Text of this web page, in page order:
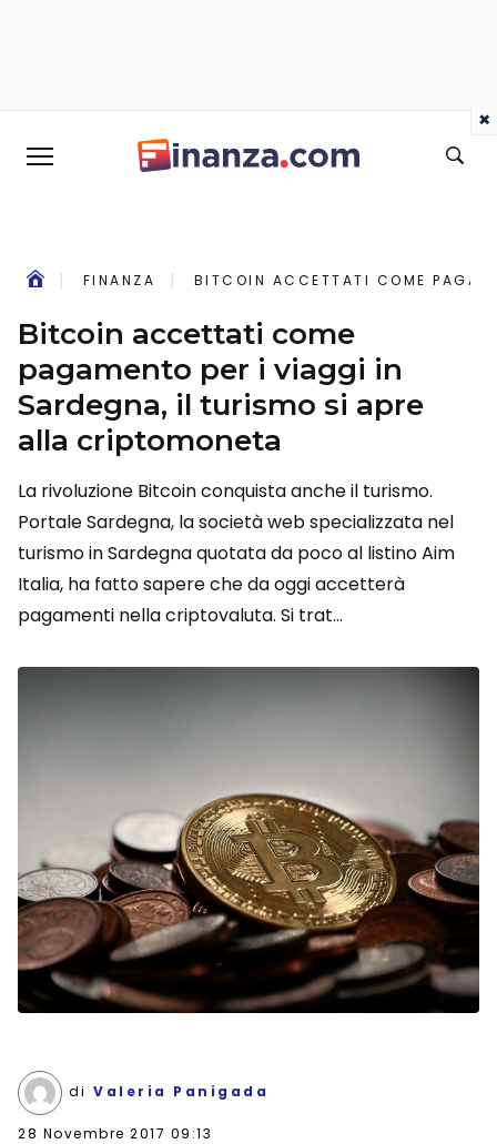
FINANZA BITCOIN ACCETTATI COME
Bitcoin accettati come
pagamento per i viaggi in
Sardegna, il turismo si apre
alla criptomoneta
La rivoluzione Bitcoin conquista anche il turismo.
Portale Sardegna, la società web specializzata nel
turismo in Sardegna quotata da poco al listino Aim
Italia, ha fatto sapere che da oggi accetterà
pagamenti nella criptovaluta. Si trat...
di Valeria Panigada
28 Novembre 2017 09:13
×